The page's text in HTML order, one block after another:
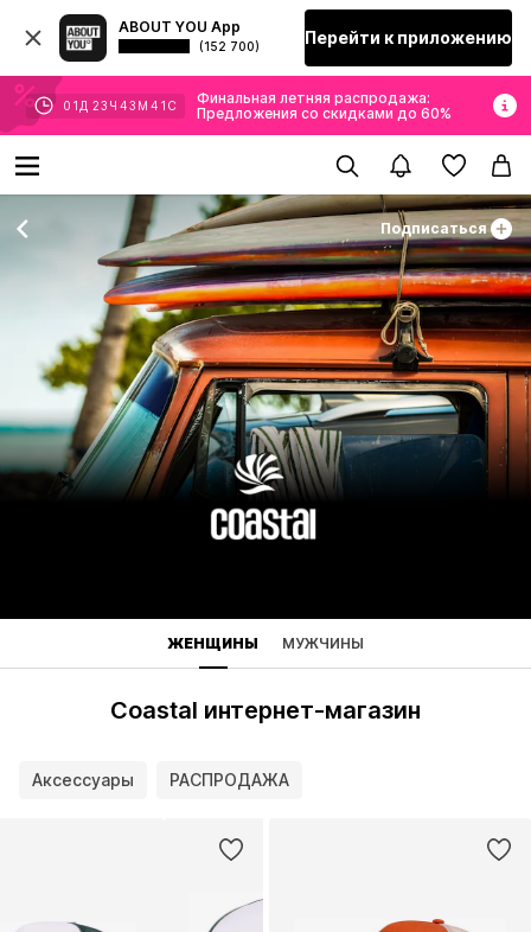
ABOUT YOU App
(152 700) Перейти к приложению
01 Д 23 Ч 43 М 41 С
Финальная летняя распродажа:
Предложения со скидками до 60%
Подписаться
ЖЕНЩИНЫ МУЖЧИНЫ
Coastal интернет-магазин
Аксессуары РАСПРОДАЖА